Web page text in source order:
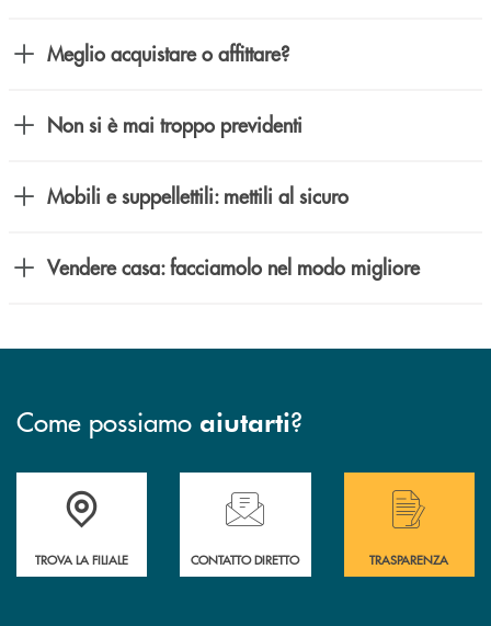
Meglio acquistare o affittare?
Non si è mai troppo previdenti
Mobili e suppellettili: mettili al sicuro
Vendere casa: facciamolo nel modo migliore
Come possiamo aiutarti?
Accedi all' elenco completo delle filiali .
TROVA LA FILIALE
Hai bisogno di assistenza immediata?
CONTATTO DIRETTO
Hai bisogno di
TRASPARENZA